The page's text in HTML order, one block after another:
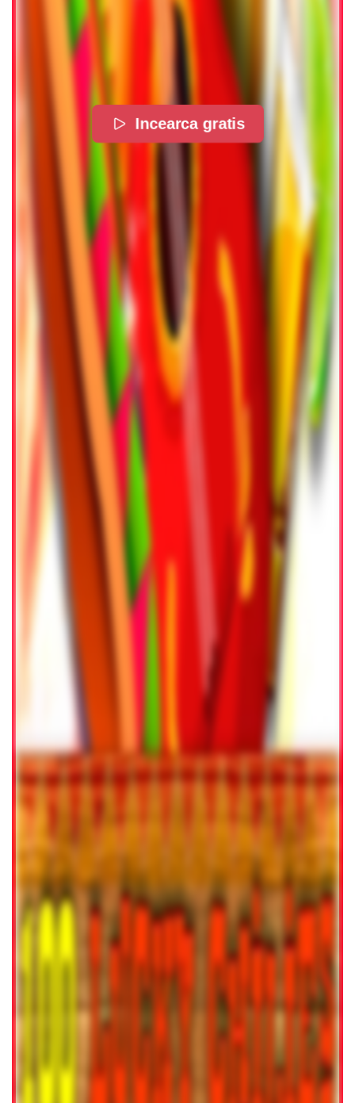
Incearca gratis